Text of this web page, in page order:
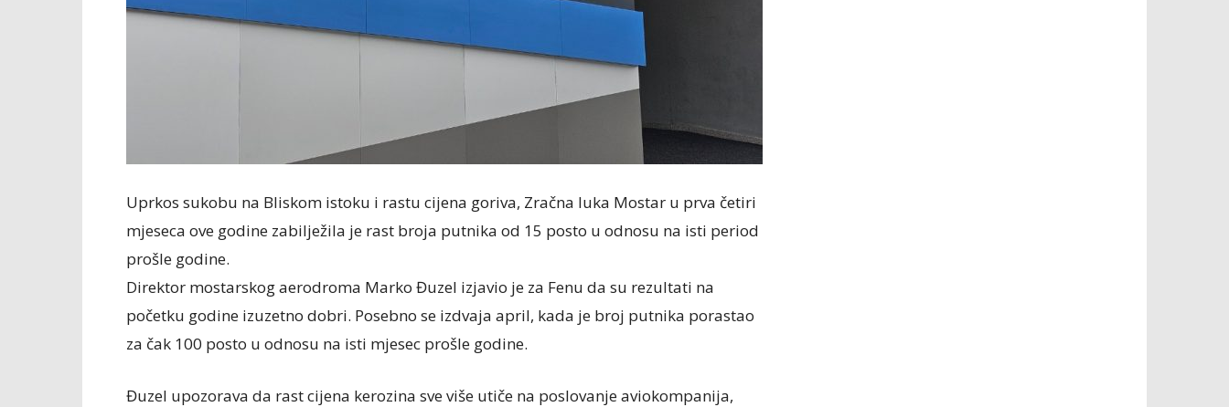
Uprkos sukobu na Bliskom istoku i rastu cijena goriva, Zračna luka Mostar u prva četiri
mjeseca ove godine zabilježila je rast broja putnika od 15 posto u odnosu na isti period
prošle godine.
Direktor mostarskog aerodroma Marko Đuzel izjavio je za Fenu da su rezultati na
početku godine izuzetno dobri. Posebno se izdvaja april, kada je broj putnika porastao
za čak 100 posto u odnosu na isti mjesec prošle godine.
Đuzel upozorava da rast cijena kerozina sve više utiče na poslovanje aviokompanija,